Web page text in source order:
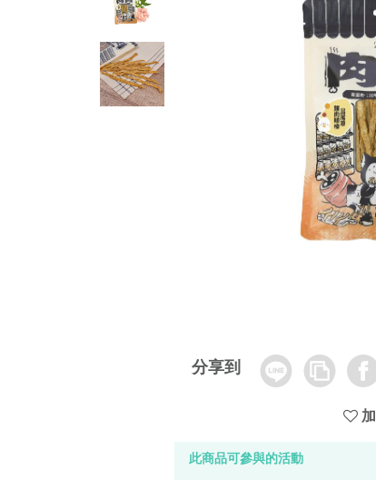
分享到 Line
Copy
Link
加
此商品可參與的活動